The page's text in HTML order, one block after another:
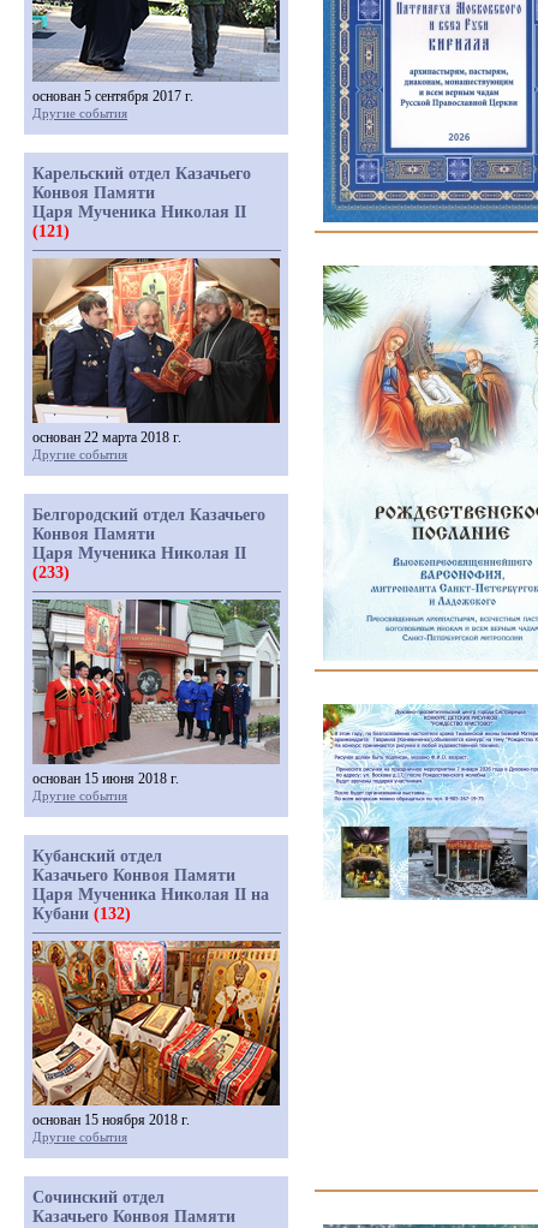
основан 5 сентября 2017 г.
Другие события
Карельский отдел Казачьего
Конвоя Памяти
Царя Мученика Николая II
(121)
основан 22 марта 2018 г.
Другие события
Белгородский отдел Казачьего
Конвоя Памяти
Царя Мученика Николая II
(233)
основан 15 июня 2018 г.
Другие события
Кубанский отдел
Казачьего Конвоя Памяти
Царя Мученика Николая II на
Кубани (132)
основан 15 ноября 2018 г.
Другие события
Сочинский отдел
Казачьего Конвоя Памяти